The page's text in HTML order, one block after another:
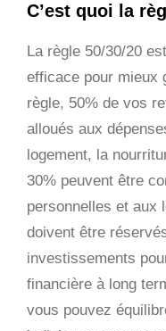
C’est quoi la
La règle 50/30/20
efficace pour mieux
règle, 50% de vos
alloués aux
logement, la
30% peuvent être
personnelles et aux
doivent être
investissements
financière à long
vous pouvez